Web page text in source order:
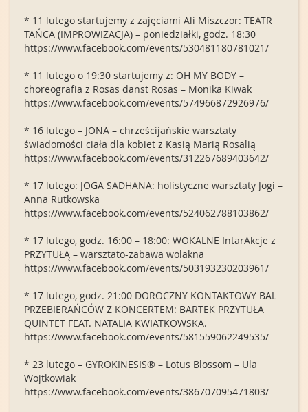
* 11 lutego startujemy z zajęciami Ali Miszczor: TEATR
TAŃCA (IMPROWIZACJA) – poniedziałki, godz. 18:30
https://www.facebook.com/events/530481180781021/
* 11 lutego o 19:30 startujemy z: OH MY BODY –
choreografia z Rosas danst Rosas – Monika Kiwak
https://www.facebook.com/events/574966872926976/
* 16 lutego – JONA – chrześcijańskie warsztaty
świadomości ciała dla kobiet z Kasią Marią Rosalią
https://www.facebook.com/events/312267689403642/
* 17 lutego: JOGA SADHANA: holistyczne warsztaty Jogi –
Anna Rutkowska
https://www.facebook.com/events/524062788103862/
* 17 lutego, godz. 16:00 – 18:00: WOKALNE IntarAkcje z
PRZYTUŁĄ – warsztato-zabawa wolakna
https://www.facebook.com/events/503193230203961/
* 17 lutego, godz. 21:00 DOROCZNY KONTAKTOWY BAL
PRZEBIERAŃCÓW Z KONCERTEM: BARTEK PRZYTUŁA
QUINTET FEAT. NATALIA KWIATKOWSKA.
https://www.facebook.com/events/581559062249535/
* 23 lutego – GYROKINESIS® – Lotus Blossom – Ula
Wojtkowiak
https://www.facebook.com/events/386707095471803/